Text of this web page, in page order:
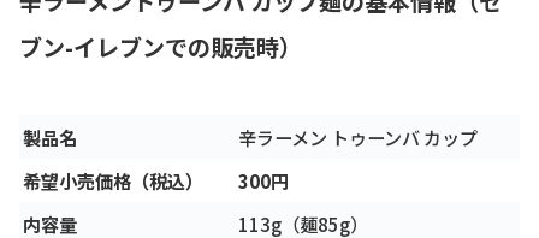
ブン-イレブンでの販売時）
製品名
辛ラーメン トゥーンバ カップ
希望小売価格（税込）
300円
内容量
113g（麺85g）